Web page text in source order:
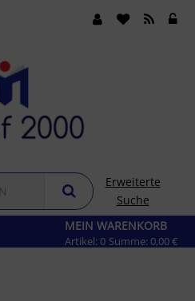
Erweiterte
Suche
MEIN WARENKORB
Artikel: 0 Summe: 0,00 €